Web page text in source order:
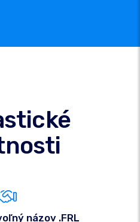
názov .FRL